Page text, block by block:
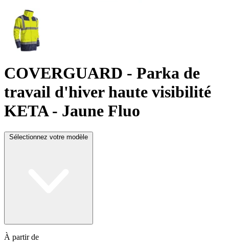
COVERGUARD - Parka de
travail d'hiver haute visibilité
KETA - Jaune Fluo
Sélectionnez votre modèle
À partir de